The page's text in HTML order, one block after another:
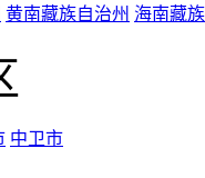
黄南藏族自治州 海南藏
中卫市